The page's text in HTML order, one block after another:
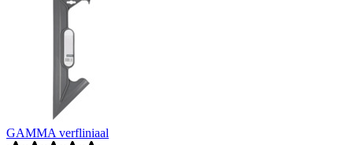
GAMMA verfliniaal